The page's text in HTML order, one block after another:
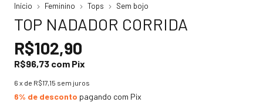
Início Feminino Tops Sem bojo
TOP NADADOR CORRIDA
R$102,90
R$96,73 com Pix
6 x de R$17,15 sem juros
6% de desconto pagando com Pix